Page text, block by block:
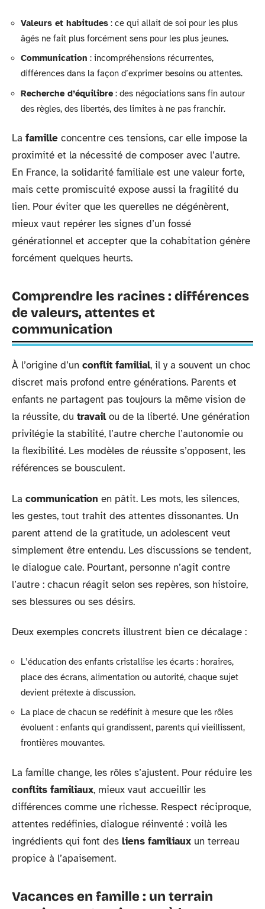
Valeurs et habitudes : ce qui allait de soi pour les plus
âgés ne fait plus forcément sens pour les plus jeunes.
Communication : incompréhensions récurrentes,
différences dans la façon d’exprimer besoins ou attentes.
Recherche d’équilibre: des négociations sans fin autour
des règles, des libertés, des limites à ne pas franchir.
La famille concentre ces tensions, car elle impose la
proximité et la nécessité de composer avec l’autre.
En France, la solidarité familiale est une valeur forte,
mais cette promiscuité expose aussi la fragilité du
lien. Pour éviter que les querelles ne dégénèrent,
mieux vaut repérer les signes d’un fossé
générationnel et accepter que la cohabitation génère
forcément quelques heurts.
Comprendre les racines : différences
de valeurs, attentes et
communication
À l’origine d’un conflit familial, il y a souvent un choc
discret mais profond entre générations. Parents et
enfants ne partagent pas toujours la même vision de
la réussite, du travailou de la liberté. Une génération
privilégie la stabilité, l’autre cherche l’autonomie ou
la flexibilité. Les modèles de réussite s’opposent, les
références se bousculent.
La communication en pâtit. Les mots, les silences,
les gestes, tout trahit des attentes dissonantes. Un
parent attend de la gratitude, un adolescent veut
simplement être entendu. Les discussions se tendent,
le dialogue cale. Pourtant, personne n’agit contre
l’autre : chacun réagit selon ses repères, son histoire,
ses blessures ou ses désirs.
Deux exemples concrets illustrent bien ce décalage :
L’éducation des enfants cristallise les écarts : horaires,
place des écrans, alimentation ou autorité, chaque sujet
devient prétexte à discussion.
La place de chacun se redéfinit à mesure que les rôles
évoluent : enfants qui grandissent, parents qui vieillissent,
frontières mouvantes.
La famille change, les rôles s’ajustent. Pour réduire les
conflits familiaux, mieux vaut accueillir les
différences comme une richesse. Respect réciproque,
attentes redéfinies, dialogue réinventé : voilà les
ingrédients qui font des liens familiaux un terreau
propice à l’apaisement.
Vacances en famille : un terrain